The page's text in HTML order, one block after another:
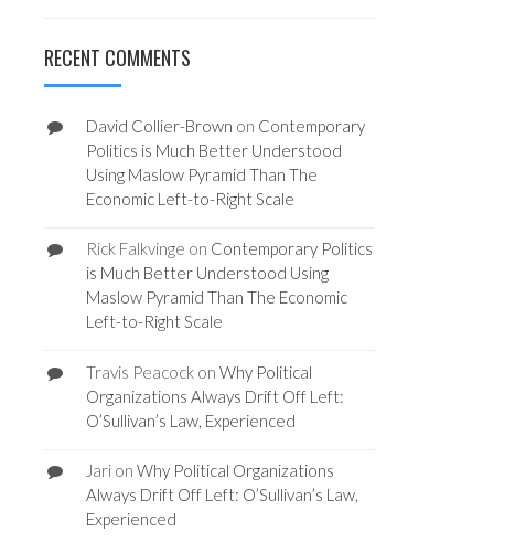
RECENT COMMENTS
David Collier-Brown on Contemporary
Politics is Much Better Understood
Using Maslow Pyramid Than The
Economic Left-to-Right Scale
Rick Falkvinge on Contemporary Politics
is Much Better Understood Using
Maslow Pyramid Than The Economic
Left-to-Right Scale
Travis Peacockon Why Political
Organizations Always Drift Off Left:
O’Sullivan’s Law, Experienced
Jarion Why Political Organizations
Always Drift Off Left: O’Sullivan’s Law,
Experienced